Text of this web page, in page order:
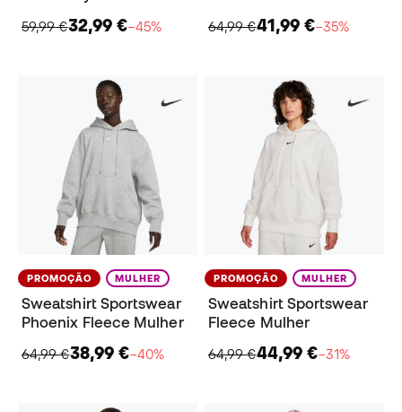
59,99 €32,99 €−45%
64,99 €41,99 €−35%
PROMOÇÃO MULHER
Sweatshirt Sportswear
Phoenix Fleece Mulher
64,99 €38,99 €−40%
PROMOÇÃO MULHER
Sweatshirt Sportswear
Fleece Mulher
64,99 €44,99 €−31%